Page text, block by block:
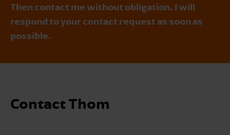
Then contact me without obligation. I will
respond to your contact request as soon as
possible.
Contact Thom